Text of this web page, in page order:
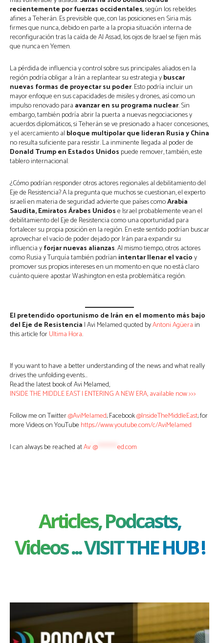
recientemente por fuerzas occidentales, según los rebeldes
afines a Teherán. Es previsible que, con las posiciones en Siria más
firmes que nunca, debido en parte a la propia situación interna de
reconfiguración tras la caída de Al Assad, los ojos de Israel se fijen más
que nunca en Yemen.
La pérdida de influencia y control sobre sus principales aliados en la
región podría obligar a Irán a replantear su estrategia ybuscar
nuevas formas de proyectar su poder. Esto podría incluir un
mayor enfoque en sus capacidades de misiles y drones, así como un
impulso renovado para avanzar en su programa nuclear. Sin
embargo, también podría abrir la puerta a nuevas negociaciones y
acuerdos diplomáticos, si Teherán se ve presionado a hacer concesiones,
y el acercamiento al bloque multipolar que lideran Rusia y China
no resulta suficiente para resistir. La inminente llegada al poder de
Donald Trump en Estados Unidos puede remover, también, este
tablero internacional.
¿Cómo podrían responder otros actores regionales al debilitamiento del
Eje de Resistencia? A la pregunta que muchos se cuestionan, el experto
israelí en materia de seguridad advierte que países comoArabia
Saudita, Emiratos Árabes Unidose Israel probablemente vean el
debilitamiento del Eje de Resistencia como una oportunidad para
fortalecer su propia posición en la región. En este sentido podrían buscar
aprovechar el vacío de poder dejado por Irán para expandir su
influencia yforjar nuevas alianzas. Al mismo tiempo, otros actores
como Rusia y Turquía también podrían intentar llenar el vacíoy
promover sus propios intereses en un momento en que no está claro
cuánto quiere apostar Washington en esta problemática región.
El pretendido oportunismo de Irán en el momento más bajo
del Eje de Resistencia | Avi Melamed quoted byAntoni Agüerain
this article forUltima Hora.
If you want to have a better understanding of the news and what really
drives the unfolding events…
Read the latest book of Avi Melamed,
INSIDE THE MIDDLE EAST | ENTERING A NEW ERA, available now >>>
Follow me on Twitter@AviMelamed; Facebook@InsideTheMiddleEast; for
more Videos on YouTube https://www.youtube.com/c/AviMelamed
I can always be reached atAv @ ed.com
Articles, Podcasts,
Videos ... VISIT THE HUB !